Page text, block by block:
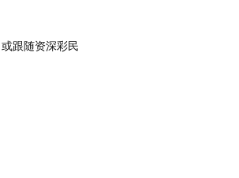
跟随资深彩民